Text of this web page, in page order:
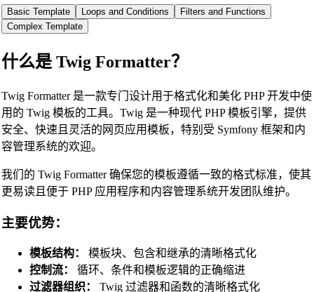
CSS Beautifier
TypeScript Beautifier
JSX Beautifier
Vue Beautifier
SCSS Beautifier
XML Beautifier
SQL Beautifier
MySQL SQL Beautifier
PostgreSQL SQL Beautifier
Basic Template Loops and Conditions
Filters and Functions
Complex Template
什么是 Twig Formatter？
Twig Formatter 是一款专门设计用于格式化和美化 PHP 开发中使
用的 Twig 模板的工具。Twig 是一种现代 PHP 模板引擎，提供
安全、快速且灵活的网页应用模板，特别受 Symfony 框架和内
容管理系统的欢迎。
我们的 Twig Formatter 确保您的模板遵循一致的格式标准，使其
更易读且便于 PHP 应用程序和内容管理系统开发团队维护。
主要优势：
模板结构：
模板块、包含和继承的清晰格式化
控制流：
循环、条件和模板逻辑的正确缩进
过滤器组织：
Twig 过滤器和函数的清晰格式化